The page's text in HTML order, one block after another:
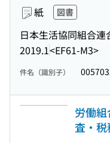
紙 図書
日本生活協同組合連
2019.1<EF61-M3>
件名（識別子）
労働
査・税